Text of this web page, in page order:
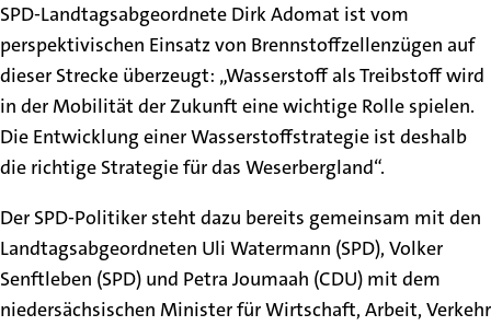
SPD-Landtagsabgeordnete Dirk Adomat ist vom
perspektivischen Einsatz von Brennstoffzellenzügen auf
dieser Strecke überzeugt: „Wasserstoff als Treibstoff wird
in der Mobilität der Zukunft eine wichtige Rolle spielen.
Die Entwicklung einer Wasserstoffstrategie ist deshalb
die richtige Strategie für das Weserbergland“.
Der SPD-Politiker steht dazu bereits gemeinsam mit den
Landtagsabgeordneten Uli Watermann (SPD), Volker
Senftleben (SPD) und Petra Joumaah (CDU) mit dem
niedersächsischen Minister für Wirtschaft, Arbeit, Verkehr